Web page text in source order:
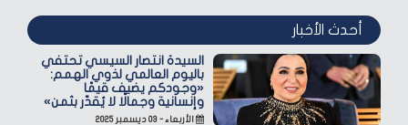
أحدث الأخبار
السيدة انتصار السيسي تحتفي
باليوم العالمي لذوي الهمم:
«وجودكم يضيف قيمًا
وإنسانية وجمالًا لا يُقدّر بثمن»
الأربعاء - ٠٣ ديسمبر ٢٠٢٥